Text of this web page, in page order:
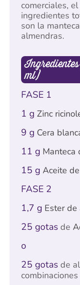
comerciales,
ingredientes
son la
almendras.
ml)
FASE 1
1 g Zinc
9 g Cera
11 g Manteca
15 g Aceite
FASE 2
1,7 g Ester de
25 gotas de
o
25 gotas de
combinaciones